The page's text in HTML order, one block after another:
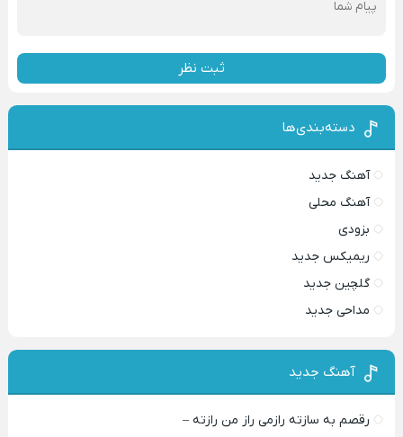
ثبت نظر
دسته‌بندی‌ها
آهنگ جدید
آهنگ محلی
بزودی
ریمیکس جدید
گلچین جدید
مداحی جدید
آهنگ جدید
رقصم به سازته رازمی راز من رازته –